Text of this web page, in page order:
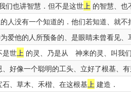
们也讲智慧．但不是这世上 的智慧、也
人没有一个知道的．他们若知道、就不
爱他的人所预备的、是眼睛未曾看见、
是世上 的灵、乃是从 神来的灵、叫我
好像一个聪明的工头、立好了根基、
、草木、禾楷、在这根基上 建造．